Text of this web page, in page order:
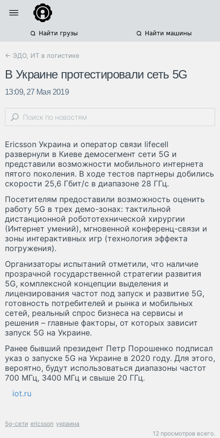
Найти грузы Найти машины
← ЭДО, ИТ в логистике
В Украине протестировали сеть 5G
13:09, 27 Мая 2019
Ericsson Украина и оператор связи lifecell
развернули в Киеве демосегмент сети 5G и
представили возможности мобильного интернета
пятого поколения. В ходе тестов партнеры добились
скорости 25,6 Гбит/с в диапазоне 28 ГГц.
Посетителям предоставили возможность оценить
работу 5G в трех демо-зонах: тактильной
дистанционной робототехнической хирургии
(Интернет умений), мгновенной конференц-связи и
зоны интерактивных игр (технология эффекта
погружения).
Организаторы испытаний отметили, что наличие
прозрачной государственной стратегии развития
5G, комплексной концепции выделения и
лицензирования частот под запуск и развитие 5G,
готовность потребителей и рынка и мобильных
сетей, реальный спрос бизнеса на сервисы и
решения – главные факторы, от которых зависит
запуск 5G на Украине.
Ранее бывший президент Петр Порошенко подписал
указ о запуске 5G на Украине в 2020 году. Для этого,
вероятно, будут использоваться диапазоны частот
700 МГц, 3400 МГц и свыше 20 ГГц.
iot.ru
5g-сети ericsson украина
12 просмотров всего.